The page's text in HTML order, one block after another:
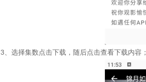
3、选择集数点击下载，随后点击查看下载内容；